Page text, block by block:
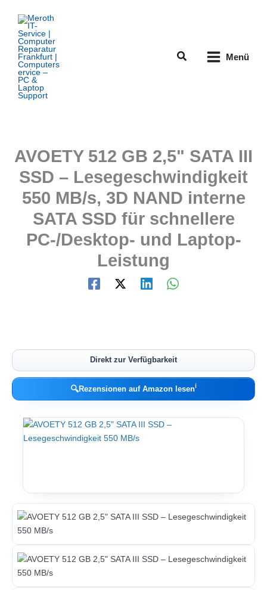
Inhalt
springen
Suchen Menü
AVOETY 512 GB 2,5" SATA III
SSD – Lesegeschwindigkeit
550 MB/s, 3D NAND interne
SATA SSD für schnellere
PC-/Desktop- und Laptop-
Leistung
Direkt zur Verfügbarkeit
🔍Rezensionen auf Amazon lesenℹ︎